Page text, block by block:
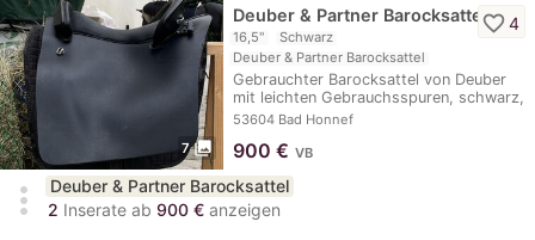
7 photo_library
Deuber & Partner Barocksattel
16,5"
Schwarz
Deuber & Partner Barocksattel
Gebrauchter Barocksattel von Deuber
mit leichten Gebrauchsspuren, schwarz,
guter…
53604 Bad Honnef
favorite_border4
900 € VB
more_vert
Deuber & Partner Barocksattel
2 Inserate ab 900 € anzeigen